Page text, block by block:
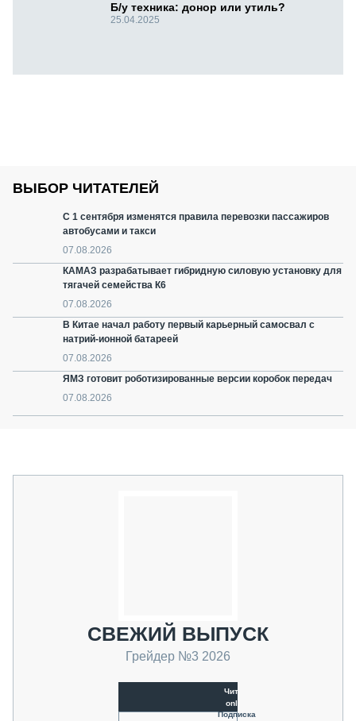
Б/у техника: донор или утиль?
25.04.2025
ВЫБОР ЧИТАТЕЛЕЙ
С 1 сентября изменятся правила перевозки пассажиров
автобусами и такси
07.08.2026
КАМАЗ разрабатывает гибридную силовую установку для
тягачей семейства К6
07.08.2026
В Китае начал работу первый карьерный самосвал с
натрий-ионной батареей
07.08.2026
ЯМЗ готовит роботизированные версии коробок передач
07.08.2026
СВЕЖИЙ ВЫПУСК
Грейдер №3 2026
Читать
online
Подписка